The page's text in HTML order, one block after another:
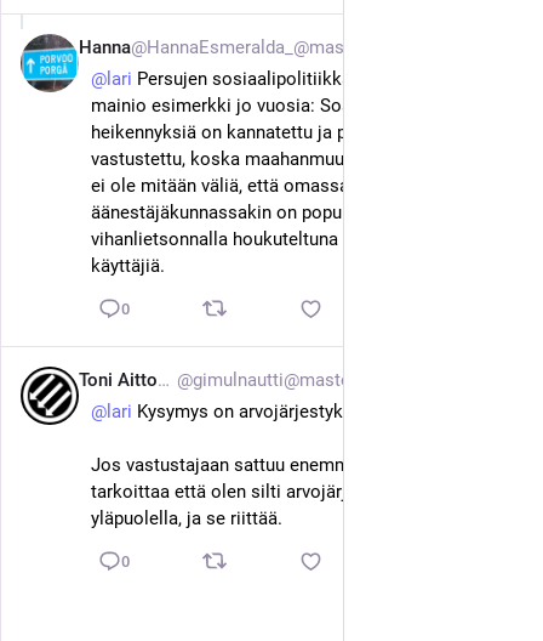
Hanna@HannaEsmeralda_@masto.ai
@ lari Persujen sosiaalipolitiikkahan on ollut tästä
mainio esimerkki jo vuosia: Sosiaaliturvan
heikennyksiä on kannatettu ja parantamista
vastustettu, koska maahanmuuttajat hyötyisivät - sillä
ei ole mitään väliä, että omassa
äänestäjäkunnassakin on populismilla ja
vihanlietsonnalla houkuteltuna sosiaaliturvan
käyttäjiä.
0
Toni Aittoniemi
@ lari Kysymys on arvojärjestyksestä.
Jos vastustajaan sattuu enemmän kuin minuun, se
tarkoittaa että olen silti arvojärjestyksessä
yläpuolella, ja se riittää.
0